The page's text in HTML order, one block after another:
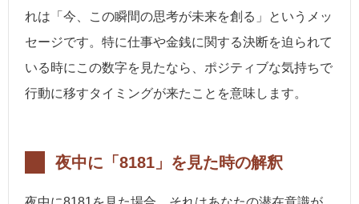
れは「今、この瞬間の思考が未来を創る」というメッ
セージです。特に仕事や金銭に関する決断を迫られて
いる時にこの数字を見たなら、ポジティブな気持ちで
行動に移すタイミングが来たことを意味します。
夜中に「8181」を見た時の解釈